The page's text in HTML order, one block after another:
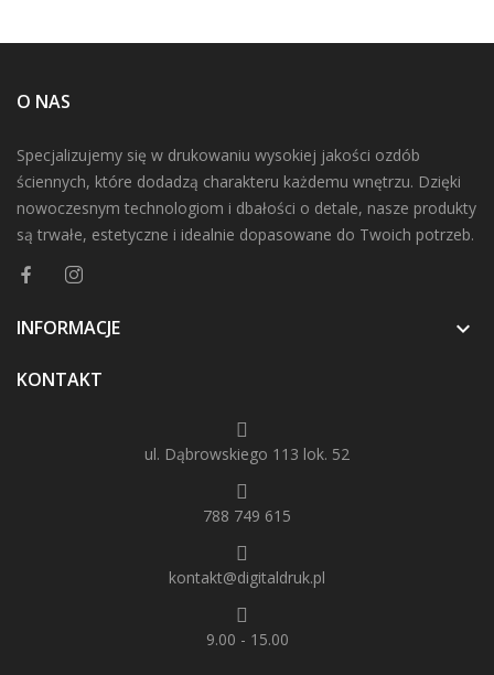
O NAS
Specjalizujemy się w drukowaniu wysokiej jakości ozdób
ściennych, które dodadzą charakteru każdemu wnętrzu. Dzięki
nowoczesnym technologiom i dbałości o detale, nasze produkty
są trwałe, estetyczne i idealnie dopasowane do Twoich potrzeb.
INFORMACJE 
KONTAKT
ul. Dąbrowskiego 113 lok. 52
788 749 615
kontakt@digitaldruk.pl
9.00 - 15.00